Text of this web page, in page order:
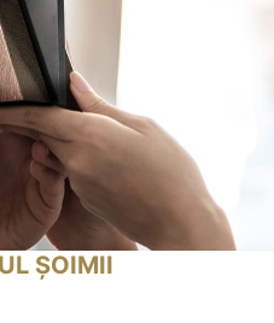
ȘOIMII